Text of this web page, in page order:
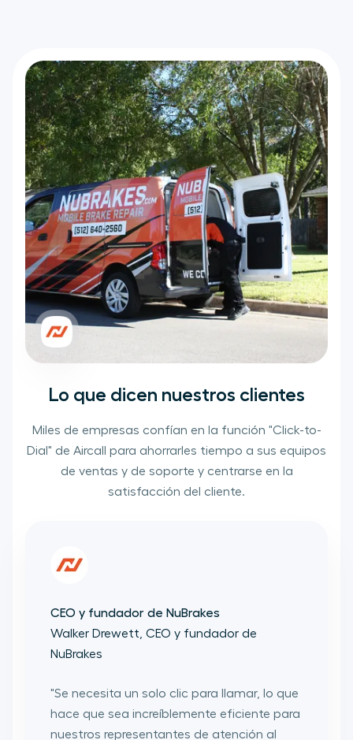
Lo que dicen nuestros clientes
Miles de empresas confían en la función "Click-to-
Dial" de Aircall para ahorrarles tiempo a sus equipos
de ventas y de soporte y centrarse en la
satisfacción del cliente.
CEO y fundador de NuBrakes
Walker Drewett, CEO y fundador de
NuBrakes
"Se necesita un solo clic para llamar, lo que
hace que sea increíblemente eficiente para
nuestros representantes de atención al